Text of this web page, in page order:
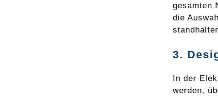
gesamten
die
3.
In der
werden,